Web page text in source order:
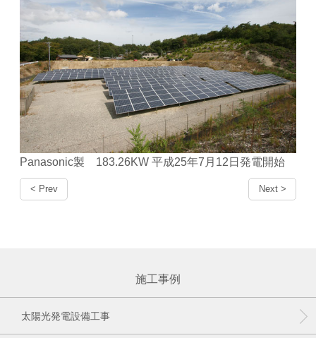
Panasonic製 183.26KW 平成25年7月12日発電開始
< Prev Next >
施工事例
太陽光発電設備工事